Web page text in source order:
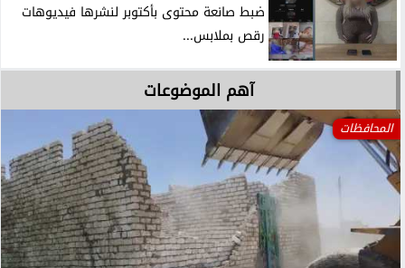
ضبط صانعة محتوى بأكتوبر لنشرها فيديوهات
رقص بملابس...
آهم الموضوعات
المحافظات